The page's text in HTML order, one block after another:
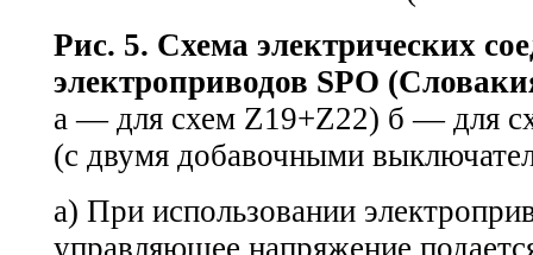
Рис. 5. Схема электрических
электроприводов SPO
а — для схем Z19+Z22) б — для
(с двумя добавочными
а) При использовании